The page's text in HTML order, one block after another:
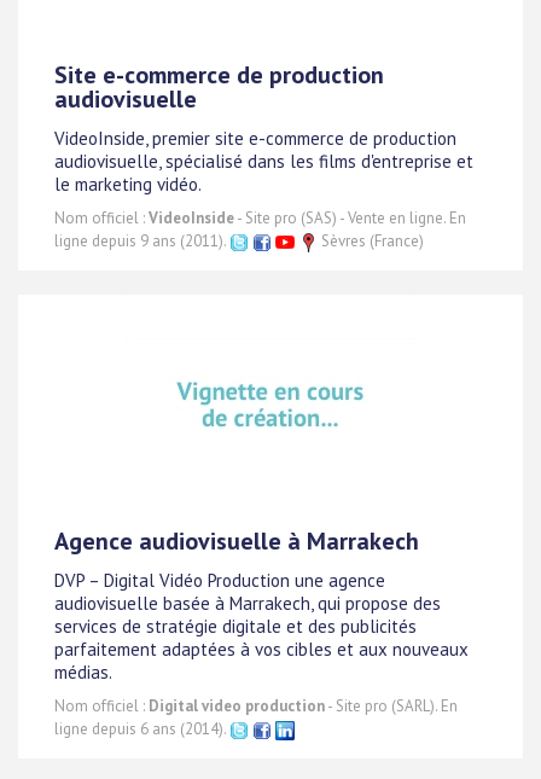
Site e-commerce de production
audiovisuelle
VideoInside, premier site e-commerce de production
audiovisuelle, spécialisé dans les films d'entreprise et
le marketing vidéo.
Nom officiel :VideoInside- Site pro (SAS) - Vente en ligne. En
ligne depuis 9 ans (2011).
Sèvres (France)
Agence audiovisuelle à Marrakech
DVP – Digital Vidéo Production une agence
audiovisuelle basée à Marrakech, qui propose des
services de stratégie digitale et des publicités
parfaitement adaptées à vos cibles et aux nouveaux
médias.
Nom officiel : Digital video production- Site pro (SARL). En
ligne depuis 6 ans (2014).